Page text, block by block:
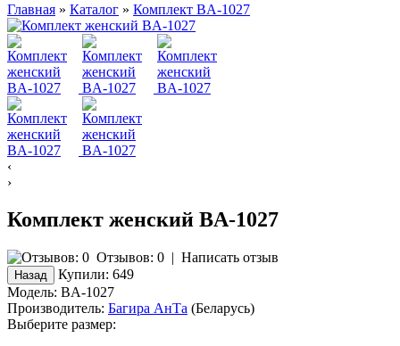
Главная » Каталог » Комплект BA-1027
‹
›
Комплект женский BA-1027
Отзывов: 0 | Написать отзыв
Купили: 649
Модель: BA-1027
Производитель: Багира АнТа (Беларусь)
Выберите размер: